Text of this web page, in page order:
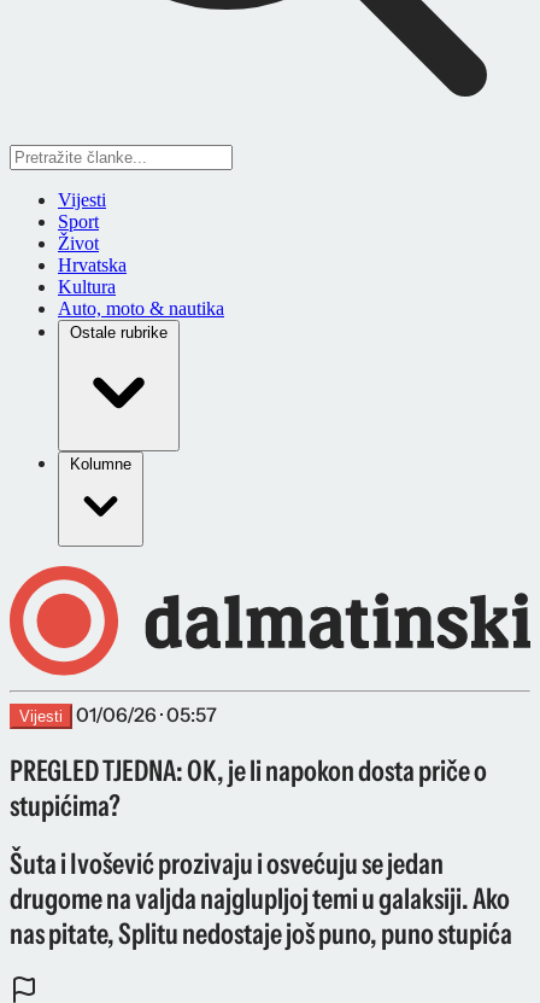
Vijesti
Sport
Život
Hrvatska
Kultura
Auto, moto & nautika
Ostale rubrike
Kolumne
Vijesti 01/06/26 · 05:57
PREGLED TJEDNA: OK, je li napokon dosta priče o
stupićima?
Šuta i Ivošević prozivaju i osvećuju se jedan
drugome na valjda najglupljoj temi u galaksiji. Ako
nas pitate, Splitu nedostaje još puno, puno stupića